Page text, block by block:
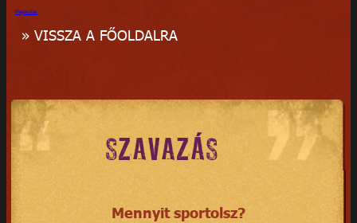
Megosztás
» VISSZA A FŐOLDALRA
SZAVAZÁS
Mennyit sportolsz?